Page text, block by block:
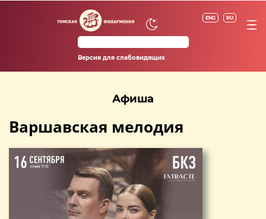
ENG RU
Версия для слабовидящих
Афиша
Варшавская мелодия